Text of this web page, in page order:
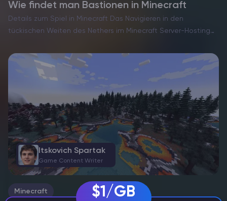
Wie findet man Bastionen in Minecraft
Details zum Spiel in Minecraft Das Navigieren in den
tückischen Weiten des Nethers im Minecraft Server-Hosting
versteckten Bastionen sucht. Diese gewaltigen Strukturen
sind oft in der gefährlichen…
Itskovich Spartak
Game Content Writer
Minecraft $1/GB